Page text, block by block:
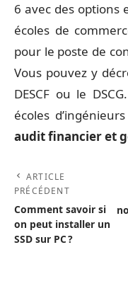
6 avec des options
écoles de
pour le poste de
Vous pouvez y
DESCF ou le
écoles
audit financier et
ARTICLE
PRÉCÉDENT
Comment savoir si
on peut installer un
SSD sur PC ?